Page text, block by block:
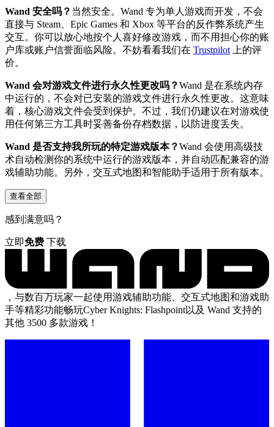
Wand 安全吗？ 当然安全。Wand 专为单人游戏而开发，不会
直接与 Steam、Epic Games 和 Xbox 等平台的反作弊系统产生
交互。你可以放心地按个人喜好修改游戏，而不用担心你的账
户库或账户信誉面临风险。不妨看看我们在 Trustpilot 上的评
价。
Wand 会对游戏文件进行永久性更改吗？Wand 是在系统内存
中运行的，不会对已安装的游戏文件进行永久性更改。这意味
着，核心游戏文件会受到保护。不过，我们仍建议在对游戏使
用任何第三方工具时妥善备份存档数据，以防进度丢失。
Wand 是否支持我所玩的特定游戏版本？Wand 会使用高级技
术自动检测你的系统中运行的游戏版本，并自动匹配兼容的游
戏辅助功能。另外，交互式地图和智能助手适用于所有版本。
查看全部
感到满意吗？
立即免费 下载
，与数百万玩家一起使用游戏辅助功能、交互式地图和游戏助
手等精彩功能畅玩Cyber Knights: Flashpoint以及 Wand 支持的
其他 3500 多款游戏！